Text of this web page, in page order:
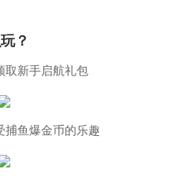
？
取新手启航礼包
捕鱼爆金币的乐趣